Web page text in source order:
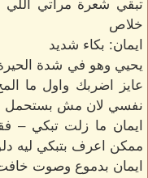
تبقي شعرة مراتي اللي
خلاص
ايمان: بكاء شديد
يحيي وهو في شدة
عايز اضربك واول ما
نفسي لان مش بستحمل
ايمان ما زلت تبكي –
ممكن اعرف بتبكي ليه
ايمان بدموع وصوت